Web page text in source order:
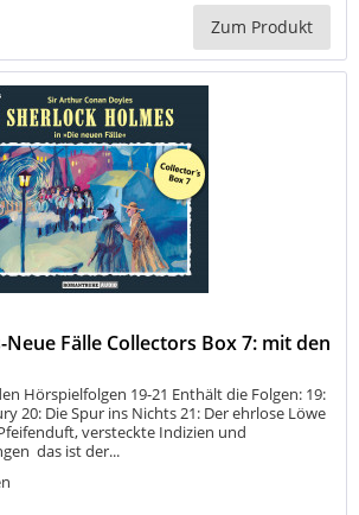
Zum Produkt
Fälle Collectors Box 7: mit den
Hörspielfolgen 19-21 Enthält die Folgen: 19:
20: Die Spur ins Nichts 21: Der ehrlose Löwe
versteckte Indizien und
 das ist der...